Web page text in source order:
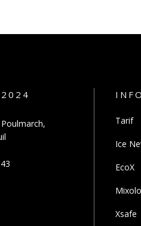
Poulmarch,
Tarif
Ice
EcoX
Xsafe